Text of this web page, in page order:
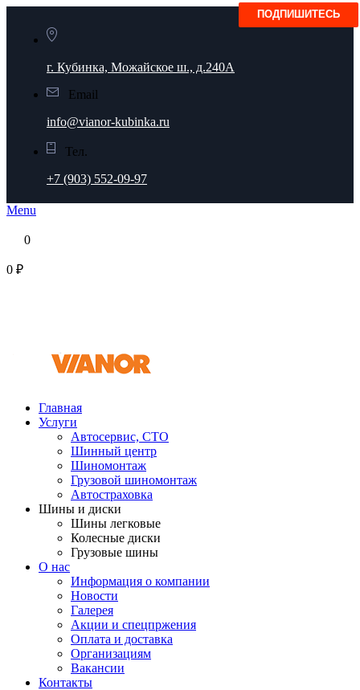
г. Кубинка, Можайское ш., д.240А
Email
info@vianor-kubinka.ru
Тел.
+7 (903) 552-09-97
Menu
0
0 ₽
Главная
Услуги
Автосервис, СТО
Шинный центр
Шиномонтаж
Грузовой шиномонтаж
Автостраховка
Шины и диски
Шины легковые
Колесные диски
Грузовые шины
О нас
Информация о компании
Новости
Галерея
Акции и спецпржения
Оплата и доставка
Организациям
Вакансии
Контакты